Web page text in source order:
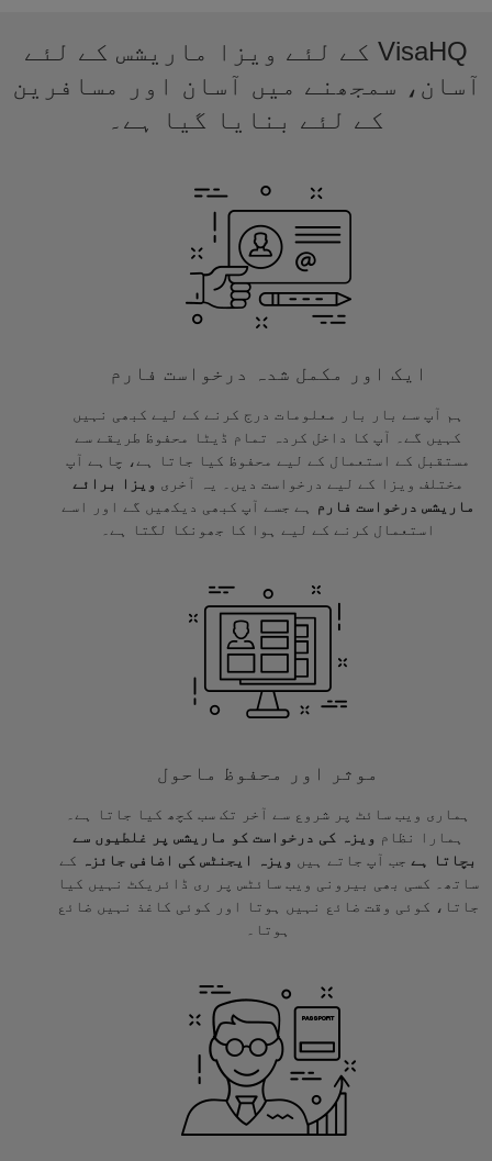
VisaHQ کے لئے ویزا ماریشس کے لئے
آسان، سمجھنے میں آسان اور مسافرین
کے لئے بنایا گیا ہے۔
ایک اور مکمل شدہ درخواست فارم
ہم آپ سے بار بار معلومات درج کرنے کے لیے کبھی نہیں
کہیں گے۔ آپ کا داخل کردہ تمام ڈیٹا محفوظ طریقے سے
مستقبل کے استعمال کے لیے محفوظ کیا جاتا ہے، چاہے آپ
مختلف ویزا کے لیے درخواست دیں۔ یہ آخری ویزا برائے
ماریشس درخواست فارم
ہے جسے آپ کبھی دیکھیں گے اور اسے
استعمال کرنے کے لیے ہوا کا جھونکا لگتا ہے۔
موثر اور محفوظ ماحول
ہماری ویب سائٹ پر شروع سے آخر تک سب کچھ کیا جاتا ہے۔
ہمارا نظام ویزہ کی درخواست کو ماریشس پر غلطیوں سے
بچاتا ہے جب آپ جاتے ہیں ویزہ ایجنٹس کی اضافی جائزہ
کے
ساتھ۔ کسی بھی بیرونی ویب سائٹس پر ری ڈائریکٹ نہیں کیا
جاتا، کوئی وقت ضائع نہیں ہوتا اور کوئی کاغذ نہیں ضائع
ہوتا۔